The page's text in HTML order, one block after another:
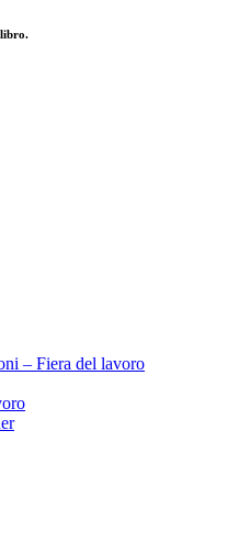
– Fiera del lavoro